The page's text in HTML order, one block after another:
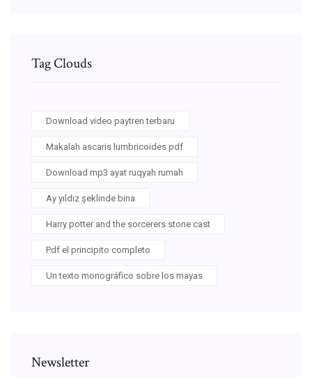
Tag Clouds
Download video paytren terbaru
Makalah ascaris lumbricoides pdf
Download mp3 ayat ruqyah rumah
Ay yıldız şeklinde bina
Harry potter and the sorcerers stone cast
Pdf el principito completo
Un texto monográfico sobre los mayas
Newsletter